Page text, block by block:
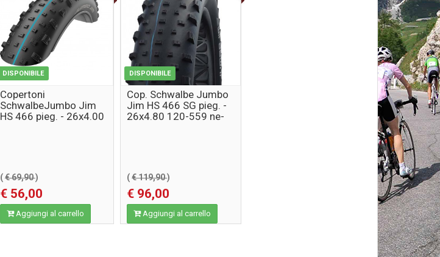
DISPONIBILE
Copertoni
SchwalbeJumbo Jim
HS 466 pieg. - 26x4.00
(€ 69,90)
€ 56,00
Aggiungi al carrello
DISPONIBILE
Cop. Schwalbe Jumbo
Jim HS 466 SG pieg. -
26x4.80 120-559 ne-
(€ 119,90)
€ 96,00
Aggiungi al carrello